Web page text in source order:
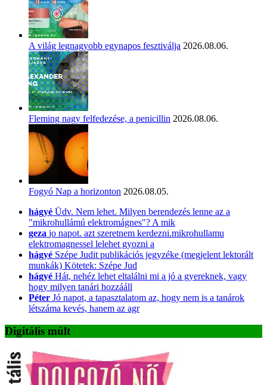
A világ legnagyobb egynapos fesztiválja 2026.08.06.
Fleming nagy felfedezése, a penicillin 2026.08.06.
Fogyó Nap a horizonton 2026.08.05.
hágyé Üdv. Nem lehet. Milyen berendezés lenne az a
"mikrohullámú elektromágnes"? A mik
geza jo napot. azt szeretnem kerdezni.mikrohullamu
elektromagnessel lelehet gyozni a
hágyé Szépe Judit publikációs jegyzéke (megjelent lektorált
munkák) Kötetek: Szépe Jud
hágyé Hát, nehéz lehet eltalálni mi a jó a gyereknek, vagy
hogy milyen tanári hozzááll
Péter Jó napot, a tapasztalatom az, hogy nem is a tanárok
létszáma kevés, hanem az agr
Digitális múlt